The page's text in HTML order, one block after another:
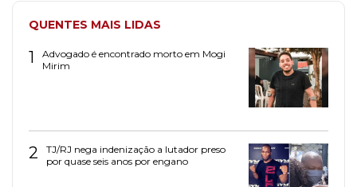
QUENTES MAIS LIDAS
1
Advogado é encontrado morto em Mogi
Mirim
2
TJ/RJ nega indenização a lutador preso
por quase seis anos por engano